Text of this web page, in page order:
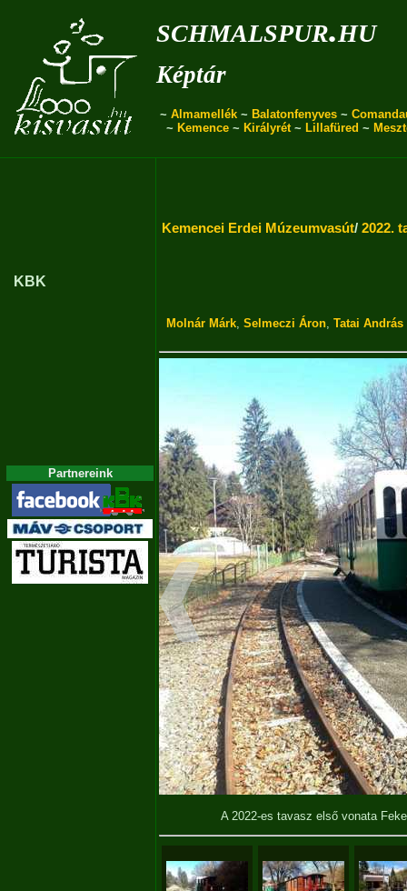
schmalspur.hu
Képtár
~ Almamellék ~ Balatonfenyves ~
~ Kemence~ Királyrét~ Lillafüred ~
KBK
Partnereink
Kemencei Erdei Múzeumvasút/ 2022.
Molnár Márk, Selmeczi Áron, Tatai András
A 2022-es tavasz első vonata